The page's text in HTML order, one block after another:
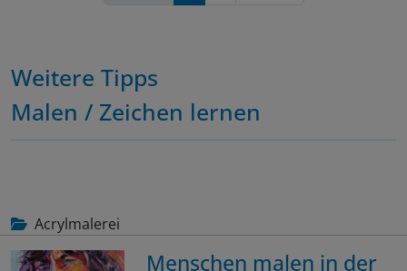
Weitere Tipps
Malen / Zeichen lernen
Acrylmalerei
Menschen malen in der